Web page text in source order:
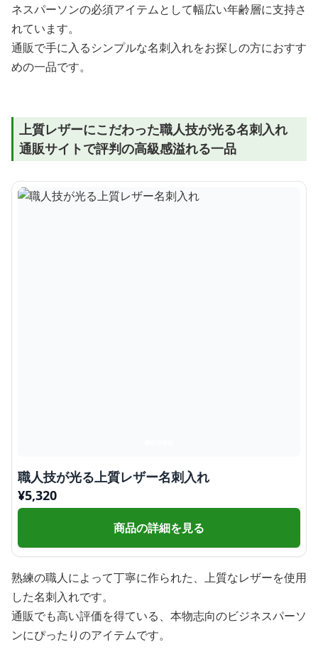
ネスパーソンの必須アイテムとして幅広い年齢層に支持さ
れています。
通販で手に入るシンプルな名刺入れをお探しの方におすす
めの一品です。
上質レザーにこだわった職人技が光る名刺入れ
通販サイトで評判の高級感溢れる一品
職人技が光る上質レザー名刺入れ
¥5,320
商品の詳細を見る
熟練の職人によって丁寧に作られた、上質なレザーを使用
した名刺入れです。
通販でも高い評価を得ている、本物志向のビジネスパーソ
ンにぴったりのアイテムです。